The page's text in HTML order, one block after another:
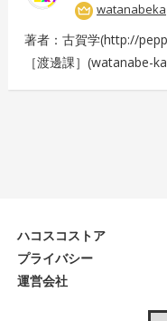
watanabeka
著者：古賀学(http://
［渡邊課］(watanabe-
ハコスコストア
プライバシー
運営会社